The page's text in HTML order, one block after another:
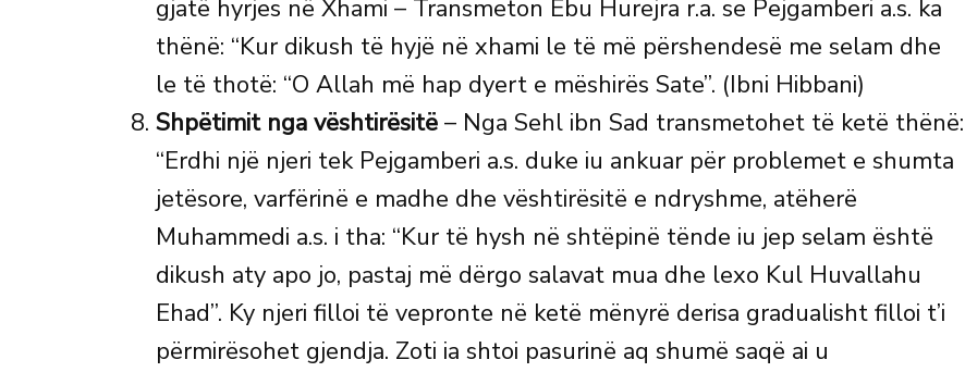
gjatë hyrjes në Xhami – Transmeton Ebu Hurejra r.a. se Pejgamberi a.s. ka
thënë: “Kur dikush të hyjë në xhami le të më përshendesë me selam dhe
le të thotë: “O Allah më hap dyert e mëshirës Sate”. (Ibni Hibbani)
Shpëtimit nga vështirësitë – Nga Sehl ibn Sad transmetohet të ketë thënë:
“Erdhi një njeri tek Pejgamberi a.s. duke iu ankuar për problemet e shumta
jetësore, varfërinë e madhe dhe vështirësitë e ndryshme, atëherë
Muhammedi a.s. i tha: “Kur të hysh në shtëpinë tënde iu jep selam është
dikush aty apo jo, pastaj më dërgo salavat mua dhe lexo Kul Huvallahu
Ehad”. Ky njeri filloi të vepronte në ketë mënyrë derisa gradualisht filloi t’i
përmirësohet gjendja. Zoti ia shtoi pasurinë aq shumë saqë ai u